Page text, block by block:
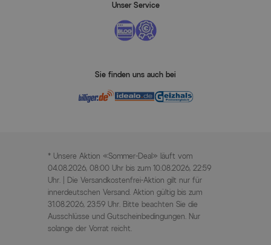
Unser Service
Sie finden uns auch bei
* Unsere Aktion «Sommer-Deal» läuft vom
04.08.2026, 08:00 Uhr bis zum 10.08.2026, 22:59
Uhr. | Die Versandkostenfrei-Aktion gilt nur für
innerdeutschen Versand. Aktion gültig bis zum
31.08.2026, 23:59 Uhr. Bitte beachten Sie die
Ausschlüsse und Gutscheinbedingungen. Nur
solange der Vorrat reicht.